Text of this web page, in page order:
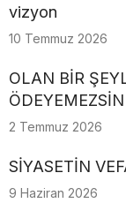
vizyon
10 Temmuz 2026
OLAN BİR
ÖDEYEMEZSİN
2 Temmuz 2026
SİYASETİN
9 Haziran 2026